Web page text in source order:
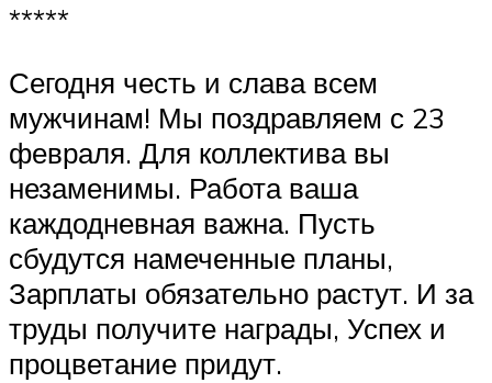
*****
Сегодня честь и слава всем
мужчинам! Мы поздравляем с 23
февраля. Для коллектива вы
незаменимы. Работа ваша
каждодневная важна. Пусть
сбудутся намеченные планы,
Зарплаты обязательно растут. И за
труды получите награды, Успех и
процветание придут.